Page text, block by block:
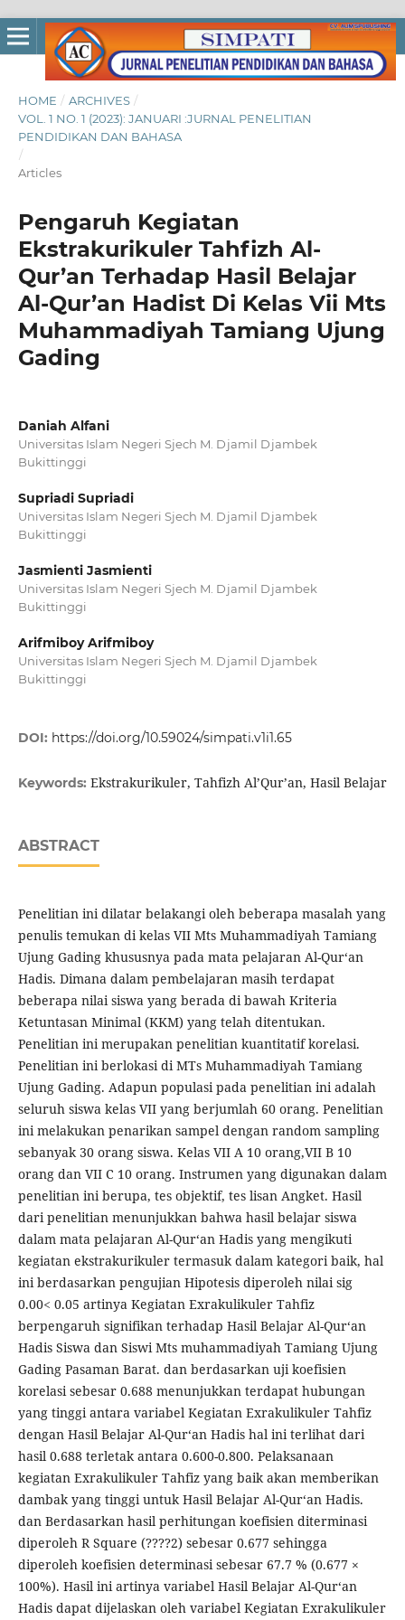
HOME / ARCHIVES /
VOL. 1 NO. 1 (2023): JANUARI :JURNAL PENELITIAN
PENDIDIKAN DAN BAHASA
/
Articles
Pengaruh Kegiatan
Ekstrakurikuler Tahfizh Al-
Qur’an Terhadap Hasil Belajar
Al-Qur’an Hadist Di Kelas Vii Mts
Muhammadiyah Tamiang Ujung
Gading
Daniah Alfani
Universitas Islam Negeri Sjech M. Djamil Djambek
Bukittinggi
Supriadi Supriadi
Universitas Islam Negeri Sjech M. Djamil Djambek
Bukittinggi
Jasmienti Jasmienti
Universitas Islam Negeri Sjech M. Djamil Djambek
Bukittinggi
Arifmiboy Arifmiboy
Universitas Islam Negeri Sjech M. Djamil Djambek
Bukittinggi
DOI: https://doi.org/10.59024/simpati.v1i1.65
Keywords: Ekstrakurikuler, Tahfizh Al’Qur’an, Hasil Belajar
ABSTRACT
Penelitian ini dilatar belakangi oleh beberapa masalah yang
penulis temukan di kelas VII Mts Muhammadiyah Tamiang
Ujung Gading khususnya pada mata pelajaran Al-Qur‘an
Hadis. Dimana dalam pembelajaran masih terdapat
beberapa nilai siswa yang berada di bawah Kriteria
Ketuntasan Minimal (KKM) yang telah ditentukan.
Penelitian ini merupakan penelitian kuantitatif korelasi.
Penelitian ini berlokasi di MTs Muhammadiyah Tamiang
Ujung Gading. Adapun populasi pada penelitian ini adalah
seluruh siswa kelas VII yang berjumlah 60 orang. Penelitian
ini melakukan penarikan sampel dengan random sampling
sebanyak 30 orang siswa. Kelas VII A 10 orang,VII B 10
orang dan VII C 10 orang. Instrumen yang digunakan dalam
penelitian ini berupa, tes objektif, tes lisan Angket. Hasil
dari penelitian menunjukkan bahwa hasil belajar siswa
dalam mata pelajaran Al-Qur‘an Hadis yang mengikuti
kegiatan ekstrakurikuler termasuk dalam kategori baik, hal
ini berdasarkan pengujian Hipotesis diperoleh nilai sig
0.00< 0.05 artinya Kegiatan Exrakulikuler Tahfiz
berpengaruh signifikan terhadap Hasil Belajar Al-Qur‘an
Hadis Siswa dan Siswi Mts muhammadiyah Tamiang Ujung
Gading Pasaman Barat. dan berdasarkan uji koefisien
korelasi sebesar 0.688 menunjukkan terdapat hubungan
yang tinggi antara variabel Kegiatan Exrakulikuler Tahfiz
dengan Hasil Belajar Al-Qur‘an Hadis hal ini terlihat dari
hasil 0.688 terletak antara 0.600-0.800. Pelaksanaan
kegiatan Exrakulikuler Tahfiz yang baik akan memberikan
dambak yang tinggi untuk Hasil Belajar Al-Qur‘an Hadis.
dan Berdasarkan hasil perhitungan koefisien diterminasi
diperoleh R Square (????2) sebesar 0.677 sehingga
diperoleh koefisien determinasi sebesar 67.7 % (0.677 ×
100%). Hasil ini artinya variabel Hasil Belajar Al-Qur‘an
Hadis dapat dijelaskan oleh variabel Kegiatan Exrakulikuler